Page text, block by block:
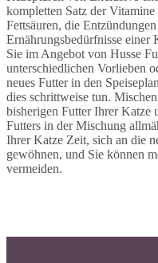
kompletten Satz der
Fettsäuren, die
Ernährungsbedürfnisse
Sie im Angebot von Husse
unterschiedlichen Vorlieben
neues Futter in den
dies schrittweise tun.
bisherigen Futter Ihrer Katze
Futters in der Mischung
Ihrer Katze Zeit, sich an die
gewöhnen, und Sie können
vermeiden.